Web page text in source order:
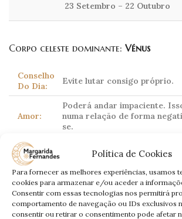
Política de Cookies
Para fornecer as melhores experiências, usamos
cookies para armazenar e/ou aceder a
Consentir com essas tecnologias nos permitirá
comportamento de navegação ou IDs exclusivos
consentir ou retirar o consentimento pode afetar
23 Setembro – 22 Outubro
Corpo celeste dominante: Vénus
Conselho
Do Dia:
Evite lutar consigo próprio.
Amor:
Poderá andar impaciente.
numa relação de forma
se.
Trabalho:
Estará com picardias. Seja
sua forma de expor casos.
Dinheiro:
Esforce-se para receber o
Saúde:
Sujeito a alergias.